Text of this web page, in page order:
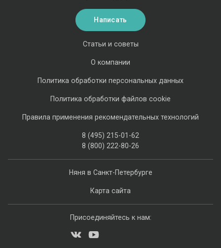
Няня в Санкт-Петербурге
Карта сайта
Статьи и советы
О компании
Политика обработки персональных данных
Политика обработки файлов cookie
Правила применения рекомендательных технологий
8 (495) 215-01-62
8 (800) 222-80-26
Написать
Присоединяйтесь к нам: